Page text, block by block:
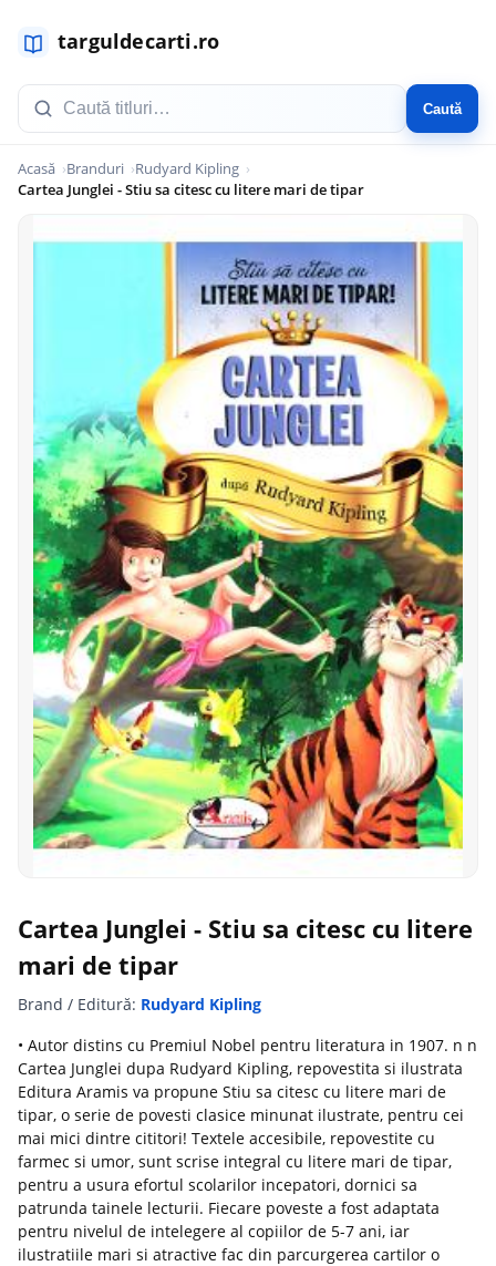
Caută
Acasă Branduri
Rudyard Kipling
Cartea Junglei - Stiu sa citesc cu litere mari de tipar
Cartea Junglei - Stiu sa citesc cu litere
mari de tipar
Brand / Editură: Rudyard Kipling
• Autor distins cu Premiul Nobel pentru literatura in 1907. n n
Cartea Junglei dupa Rudyard Kipling, repovestita si ilustrata
Editura Aramis va propune Stiu sa citesc cu litere mari de
tipar, o serie de povesti clasice minunat ilustrate, pentru cei
mai mici dintre cititori! Textele accesibile, repovestite cu
farmec si umor, sunt scrise integral cu litere mari de tipar,
pentru a usura efortul scolarilor incepatori, dornici sa
patrunda tainele lecturii. Fiecare poveste a fost adaptata
pentru nivelul de intelegere al copiilor de 5-7 ani, iar
ilustratiile mari si atractive fac din parcurgerea cartilor o